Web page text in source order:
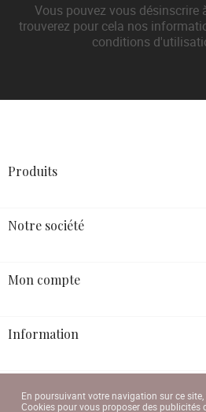
Vous pouvez vous désinscrire
trouverez pour cela nos
conditions
Produits
Notre société
Mon compte
Information
En poursuivant votre navigation sur ce
Cookies pour vous proposer des publicités